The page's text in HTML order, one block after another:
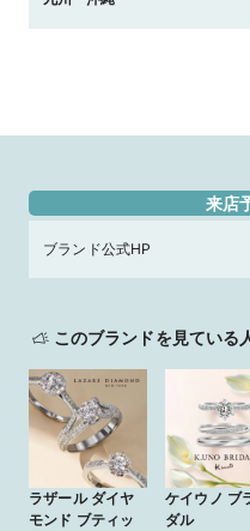
来店
ブランド公式HP
このブランドを見ている
ラザール ダイヤ
モンド ブティッ
ケイウノ ブ
ダル